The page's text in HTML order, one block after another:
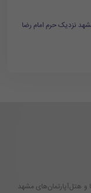
نزدیک حرم امام رضا
هتل‌آپارتمان‌های مشهد